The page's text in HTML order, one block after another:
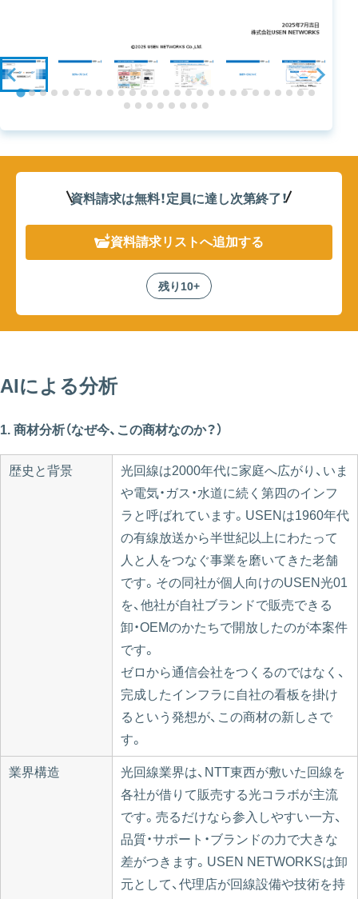
資料請求は無料！定員に達し次第終了！
資料請求リストへ追加する
残り10+
AIによる分析
1. 商材分析（なぜ今、この商材なのか？）
歴史と背景
光回線は2000年代に家庭へ広がり、いま
や電気・ガス・水道に続く第四のインフ
ラと呼ばれています。USENは1960年代
の有線放送から半世紀以上にわたって
人と人をつなぐ事業を磨いてきた老舗
です。その同社が個人向けのUSEN光01
を、他社が自社ブランドで販売できる
卸・OEMのかたちで開放したのが本案件
です。
ゼロから通信会社をつくるのではなく、
完成したインフラに自社の看板を掛け
るという発想が、この商材の新しさで
す。
業界構造
光回線業界は、NTT東西が敷いた回線を
各社が借りて販売する光コラボが主流
です。売るだけなら参入しやすい一方、
品質・サポート・ブランドの力で大きな
差がつきます。USEN NETWORKSは卸
元として、代理店が回線設備や技術を持